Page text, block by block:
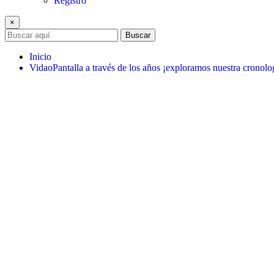
×
Buscar
Inicio
VidaoPantalla a través de los años ¡exploramos nuestra